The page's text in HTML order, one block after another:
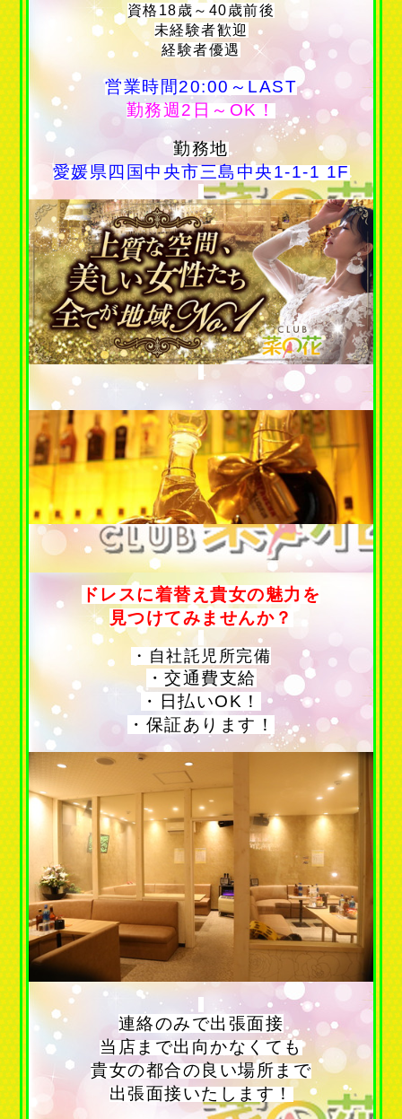
資格18歳～40歳前後
未経験者歓迎
経験者優遇
営業時間20:00～LAST
勤務週2日～OK！
勤務地
愛媛県四国中央市三島中央1-1-1 1F
ドレスに着替え貴女の魅力を
見つけてみませんか？
・自社託児所完備
・交通費支給
・日払いOK！
・保証あります！
連絡のみで出張面接
当店まで出向かなくても
貴女の都合の良い場所まで
出張面接いたします！